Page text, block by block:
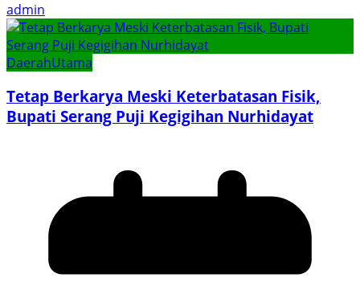
admin
DaerahUtama
Tetap Berkarya Meski Keterbatasan Fisik,
Bupati Serang Puji Kegigihan Nurhidayat